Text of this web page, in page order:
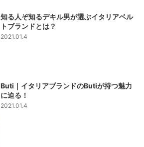
知る人ぞ知るデキル男が選ぶイタリアベル
トブランドとは？
2021.01.4
Buti｜イタリアブランドのButiが持つ魅力
に迫る！
2021.01.4